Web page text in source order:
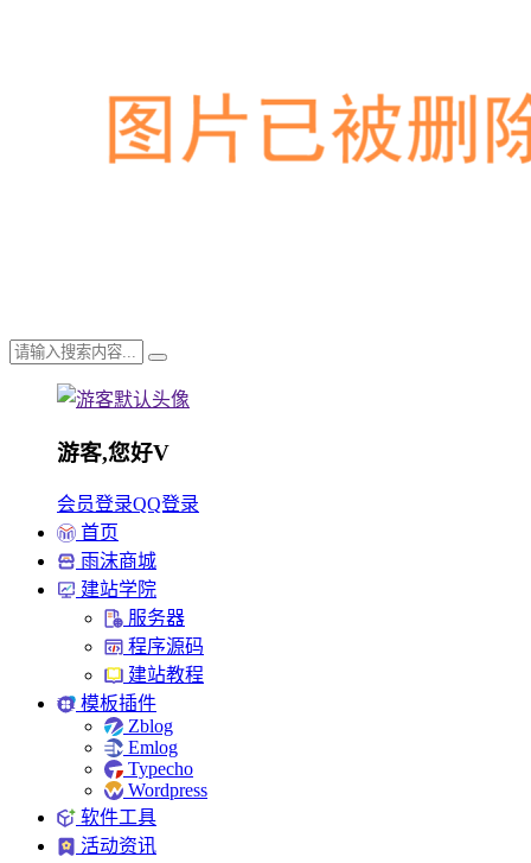
游客,您好V
会员登录QQ登录
首页
雨沫商城
建站学院
服务器
程序源码
建站教程
模板插件
Zblog
Emlog
Typecho
Wordpress
软件工具
活动资讯